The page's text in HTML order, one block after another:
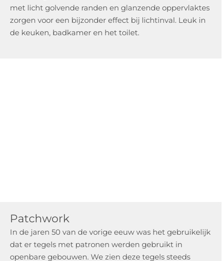
met licht golvende randen en glanzende oppervlaktes
zorgen voor een bijzonder effect bij lichtinval. Leuk in
de keuken, badkamer en het toilet.
Patchwork
In de jaren 50 van de vorige eeuw was het gebruikelijk
dat er tegels met patronen werden gebruikt in
openbare gebouwen. We zien deze tegels steeds